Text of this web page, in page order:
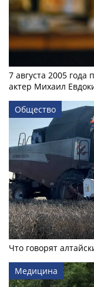
7 августа 2005 года
актер Михаил
Общество
Что говорят
Медицина